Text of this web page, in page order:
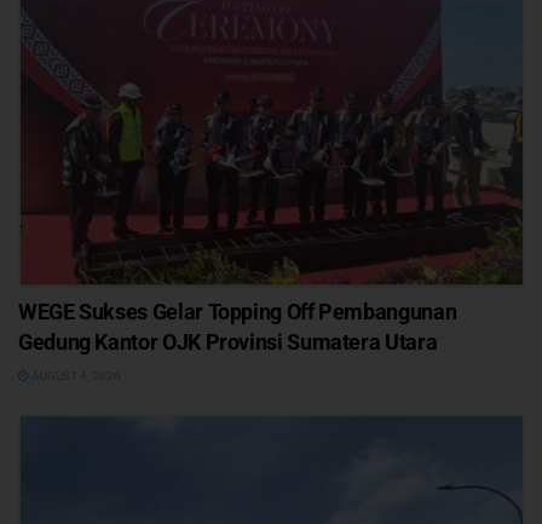
WEGE Sukses Gelar Topping Off Pembangunan
Gedung Kantor OJK Provinsi Sumatera Utara